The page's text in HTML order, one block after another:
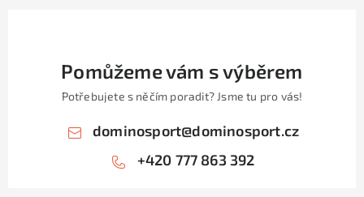
Pomůžeme vám s výběrem
Potřebujete s něčím poradit? Jsme tu pro vás!
dominosport@dominosport.cz
+420 777 863 392